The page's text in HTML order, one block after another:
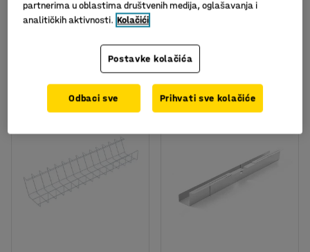
Art. br.:151042
U KOŠARICU
38,00
KM
partnerima u oblastima društvenih medija, oglašavanja i
analitičkih aktivnosti. Kolačići
Postavke kolačića
Odbaci sve Prihvati sve kolačiće